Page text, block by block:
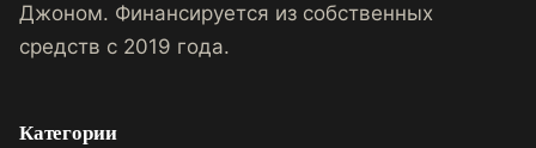
Джоном. Финансируется из собственных
средств с 2019 года.
Категории